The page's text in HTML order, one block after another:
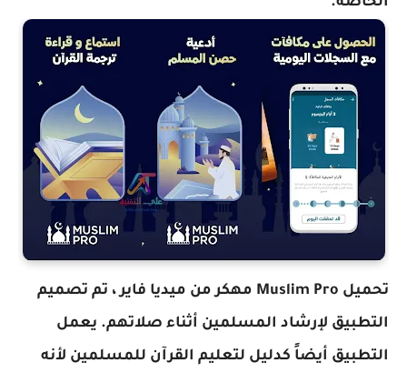
تحميل Muslim Pro مهكر من ميديا فاير ، تم تصميم
التطبيق لإرشاد المسلمين أثناء صلاتهم. يعمل
التطبيق أيضاً كدليل لتعليم القرآن للمسلمين لأنه